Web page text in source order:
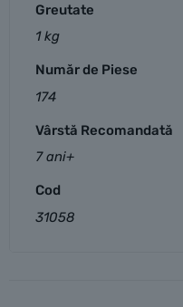
Greutate
1 kg
Număr de Piese
174
Vârstă Recomandată
7 ani+
Cod
31058